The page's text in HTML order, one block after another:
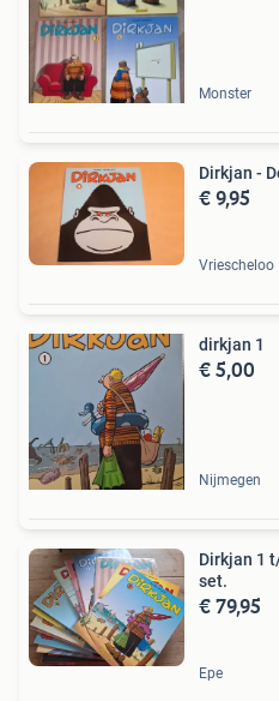
Monster
Dirkjan -
€ 9,95
Vriescheloo
dirkjan 1
€ 5,00
Nijmegen
Dirkjan 1
set.
€ 79,95
Epe